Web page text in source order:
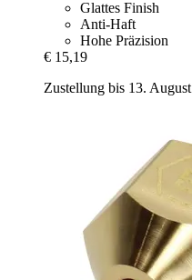
Glattes Finish
Anti-Haft
Hohe Präzision
€ 15,19
Zustellung bis 13. August